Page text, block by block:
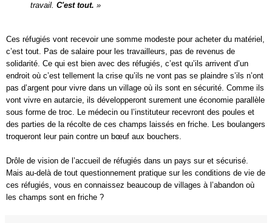
travail. C'est tout. »
Ces réfugiés vont recevoir une somme modeste pour acheter du matériel,
c’est tout. Pas de salaire pour les travailleurs, pas de revenus de
solidarité. Ce qui est bien avec des réfugiés, c’est qu’ils arrivent d’un
endroit où c’est tellement la crise qu’ils ne vont pas se plaindre s’ils n’ont
pas d’argent pour vivre dans un village où ils sont en sécurité. Comme ils
vont vivre en autarcie, ils développeront surement une économie parallèle
sous forme de troc. Le médecin ou l’instituteur recevront des poules et
des parties de la récolte de ces champs laissés en friche. Les boulangers
troqueront leur pain contre un bœuf aux bouchers.
Drôle de vision de l’accueil de réfugiés dans un pays sur et sécurisé.
Mais au-delà de tout questionnement pratique sur les conditions de vie de
ces réfugiés, vous en connaissez beaucoup de villages à l’abandon où
les champs sont en friche ?